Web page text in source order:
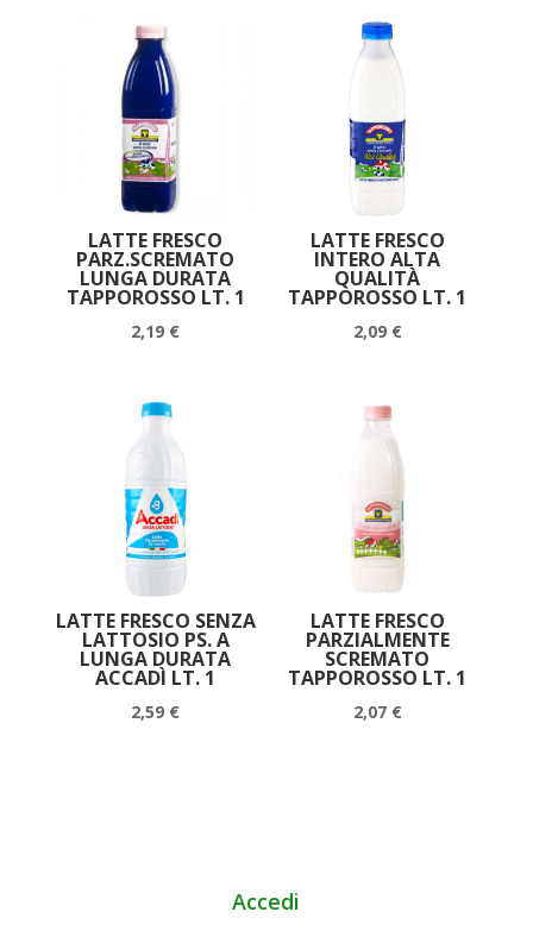
LATTE FRESCO
PARZ.SCREMATO
LUNGA DURATA
TAPPOROSSO LT. 1
2,19 €
LATTE FRESCO
INTERO ALTA
QUALITÀ
TAPPOROSSO LT. 1
2,09 €
LATTE FRESCO SENZA
LATTOSIO PS. A
LUNGA DURATA
ACCADÌ LT. 1
2,59 €
LATTE FRESCO
PARZIALMENTE
SCREMATO
TAPPOROSSO LT. 1
2,07 €
Accedi